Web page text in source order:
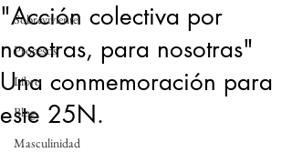
Sobreviviente
Procesos
Libro
Blog
Masculinidad
"Acción colectiva por
nosotras, para nosotras"
Una conmemoración para
este 25N.